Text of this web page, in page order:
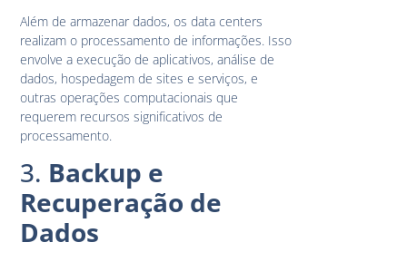
Além de armazenar dados, os data centers
realizam o processamento de informações. Isso
envolve a execução de aplicativos, análise de
dados, hospedagem de sites e serviços, e
outras operações computacionais que
requerem recursos significativos de
processamento.
3. Backup e
Recuperação de
Dados